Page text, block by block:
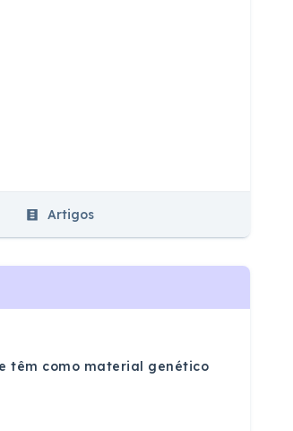
Artigos
têm como material genético